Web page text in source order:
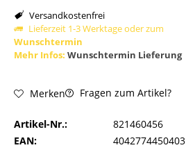
Versandkostenfrei
Lieferzeit 1-3 Werktage oder zum
Wunschtermin
Mehr Infos: Wunschtermin Lieferung
Merken Fragen zum Artikel?
Artikel-Nr.:
821460456
EAN:
4042774450403